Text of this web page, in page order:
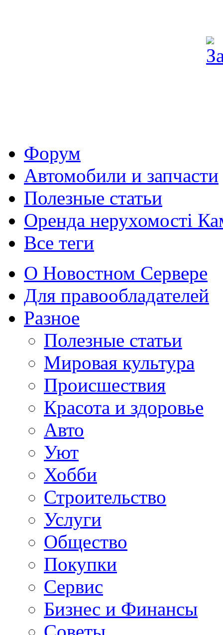
Форум
Автомобили и запчасти
Полезные статьи
Оренда нерухомості
Все теги
О Новостном Сервере
Для правообладателей
Разное
Полезные статьи
Мировая культура
Происшествия
Красота и здоровье
Авто
Уют
Хобби
Строительство
Услуги
Общество
Покупки
Сервис
Бизнес и Финансы